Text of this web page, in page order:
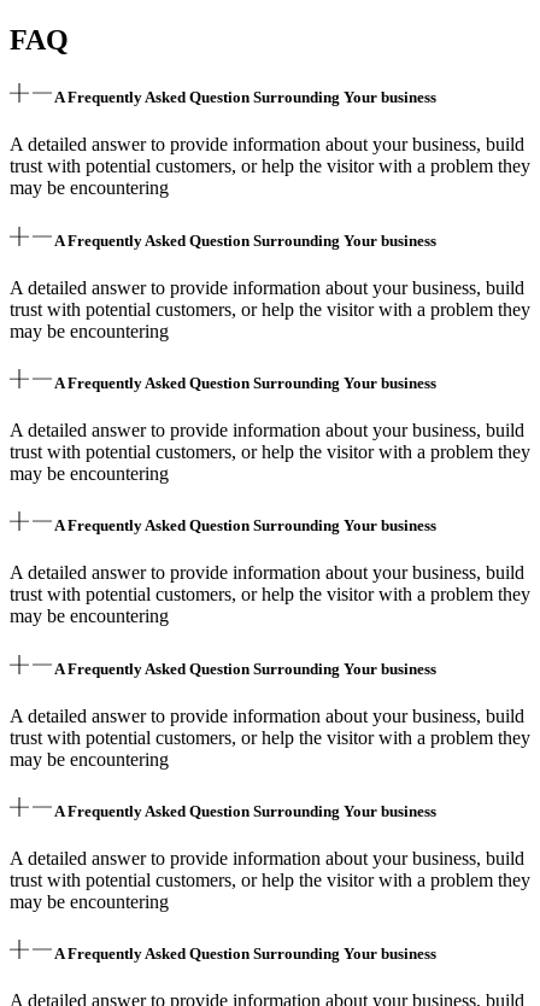
FAQ
A Frequently Asked Question Surrounding Your business
A detailed answer to provide information about your business, build
trust with potential customers, or help the visitor with a problem they
may be encountering
A Frequently Asked Question Surrounding Your business
A detailed answer to provide information about your business, build
trust with potential customers, or help the visitor with a problem they
may be encountering
A Frequently Asked Question Surrounding Your business
A detailed answer to provide information about your business, build
trust with potential customers, or help the visitor with a problem they
may be encountering
A Frequently Asked Question Surrounding Your business
A detailed answer to provide information about your business, build
trust with potential customers, or help the visitor with a problem they
may be encountering
A Frequently Asked Question Surrounding Your business
A detailed answer to provide information about your business, build
trust with potential customers, or help the visitor with a problem they
may be encountering
A Frequently Asked Question Surrounding Your business
A detailed answer to provide information about your business, build
trust with potential customers, or help the visitor with a problem they
may be encountering
A Frequently Asked Question Surrounding Your business
A detailed answer to provide information about your business, build